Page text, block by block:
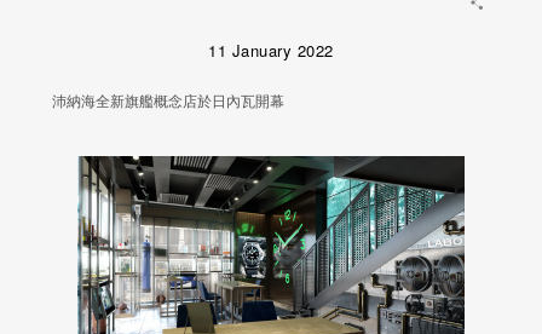
11 January 2022
沛納海全新旗艦概念店於日內瓦開幕